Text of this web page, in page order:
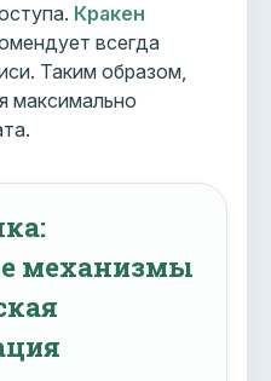
Кракен
всегда
Таким образом,
максимально
механизмы